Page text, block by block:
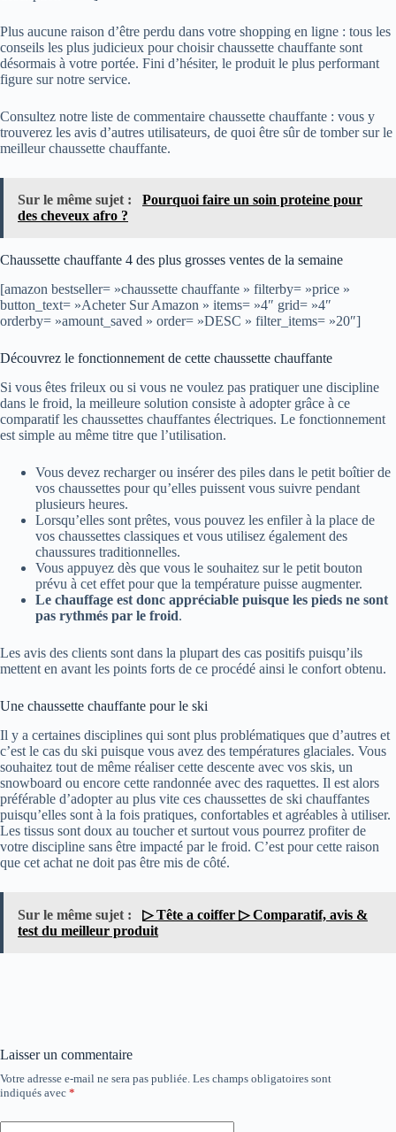
Plus aucune raison d’être perdu dans votre shopping en ligne : tous les
conseils les plus judicieux pour choisir chaussette chauffante sont
désormais à votre portée. Fini d’hésiter, le produit le plus performant
figure sur notre service.
Consultez notre liste de commentaire chaussette chauffante : vous y
trouverez les avis d’autres utilisateurs, de quoi être sûr de tomber sur le
meilleur chaussette chauffante.
Sur le même sujet :
Pourquoi faire un soin proteine pour
des cheveux afro ?
Chaussette chauffante 4 des plus grosses ventes de la semaine
[amazon bestseller= »chaussette chauffante » filterby= »price »
button_text= »Acheter Sur Amazon » items= »4″ grid= »4″
orderby= »amount_saved » order= »DESC » filter_items= »20″]
Découvrez le fonctionnement de cette chaussette chauffante
Si vous êtes frileux ou si vous ne voulez pas pratiquer une discipline
dans le froid, la meilleure solution consiste à adopter grâce à ce
comparatif les chaussettes chauffantes électriques. Le fonctionnement
est simple au même titre que l’utilisation.
Vous devez recharger ou insérer des piles dans le petit boîtier de
vos chaussettes pour qu’elles puissent vous suivre pendant
plusieurs heures.
Lorsqu’elles sont prêtes, vous pouvez les enfiler à la place de
vos chaussettes classiques et vous utilisez également des
chaussures traditionnelles.
Vous appuyez dès que vous le souhaitez sur le petit bouton
prévu à cet effet pour que la température puisse augmenter.
Le chauffage est donc appréciable puisque les pieds ne sont
pas rythmés par le froid.
Les avis des clients sont dans la plupart des cas positifs puisqu’ils
mettent en avant les points forts de ce procédé ainsi le confort obtenu.
Une chaussette chauffante pour le ski
Il y a certaines disciplines qui sont plus problématiques que d’autres et
c’est le cas du ski puisque vous avez des températures glaciales. Vous
souhaitez tout de même réaliser cette descente avec vos skis, un
snowboard ou encore cette randonnée avec des raquettes. Il est alors
préférable d’adopter au plus vite ces chaussettes de ski chauffantes
puisqu’elles sont à la fois pratiques, confortables et agréables à utiliser.
Les tissus sont doux au toucher et surtout vous pourrez profiter de
votre discipline sans être impacté par le froid. C’est pour cette raison
que cet achat ne doit pas être mis de côté.
Sur le même sujet :
▷ Tête a coiffer ▷ Comparatif, avis &
test du meilleur produit
Laisser un commentaire
Votre adresse e-mail ne sera pas publiée. Les champs obligatoires sont
indiqués avec *